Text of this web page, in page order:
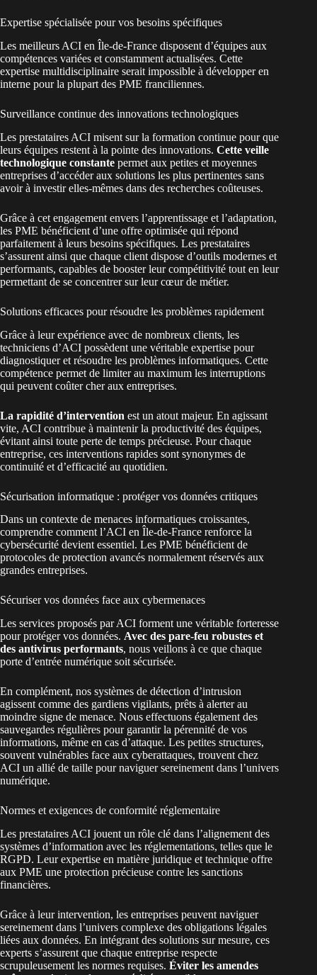
Expertise spécialisée pour vos besoins spécifiques
Les meilleurs ACI en Île-de-France disposent d’équipes aux
compétences variées et constamment actualisées. Cette
expertise multidisciplinaire serait impossible à développer en
interne pour la plupart des PME franciliennes.
Surveillance continue des innovations technologiques
Les prestataires ACI misent sur la formation continue pour que
leurs équipes restent à la pointe des innovations. Cette veille
technologique constante permet aux petites et moyennes
entreprises d’accéder aux solutions les plus pertinentes sans
avoir à investir elles-mêmes dans des recherches coûteuses.
Grâce à cet engagement envers l’apprentissage et l’adaptation,
les PME bénéficient d’une offre optimisée qui répond
parfaitement à leurs besoins spécifiques. Les prestataires
s’assurent ainsi que chaque client dispose d’outils modernes et
performants, capables de booster leur compétitivité tout en leur
permettant de se concentrer sur leur cœur de métier.
Solutions efficaces pour résoudre les problèmes rapidement
Grâce à leur expérience avec de nombreux clients, les
techniciens d’ACI possèdent une véritable expertise pour
diagnostiquer et résoudre les problèmes informatiques. Cette
compétence permet de limiter au maximum les interruptions
qui peuvent coûter cher aux entreprises.
La rapidité d’intervention est un atout majeur. En agissant
vite, ACI contribue à maintenir la productivité des équipes,
évitant ainsi toute perte de temps précieuse. Pour chaque
entreprise, ces interventions rapides sont synonymes de
continuité et d’efficacité au quotidien.
Sécurisation informatique : protéger vos données critiques
Dans un contexte de menaces informatiques croissantes,
comprendre comment l’ACI en Île-de-France renforce la
cybersécurité devient essentiel. Les PME bénéficient de
protocoles de protection avancés normalement réservés aux
grandes entreprises.
Sécuriser vos données face aux cybermenaces
Les services proposés par ACI forment une véritable forteresse
pour protéger vos données. Avec des pare-feu robustes et
des antivirus performants, nous veillons à ce que chaque
porte d’entrée numérique soit sécurisée.
En complément, nos systèmes de détection d’intrusion
agissent comme des gardiens vigilants, prêts à alerter au
moindre signe de menace. Nous effectuons également des
sauvegardes régulières pour garantir la pérennité de vos
informations, même en cas d’attaque. Les petites structures,
souvent vulnérables face aux cyberattaques, trouvent chez
ACI un allié de taille pour naviguer sereinement dans l’univers
numérique.
Normes et exigences de conformité réglementaire
Les prestataires ACI jouent un rôle clé dans l’alignement des
systèmes d’information avec les réglementations, telles que le
RGPD. Leur expertise en matière juridique et technique offre
aux PME une protection précieuse contre les sanctions
financières.
Grâce à leur intervention, les entreprises peuvent naviguer
sereinement dans l’univers complexe des obligations légales
liées aux données. En intégrant des solutions sur mesure, ces
experts s’assurent que chaque entreprise respecte
scrupuleusement les normes requises. Éviter les amendes